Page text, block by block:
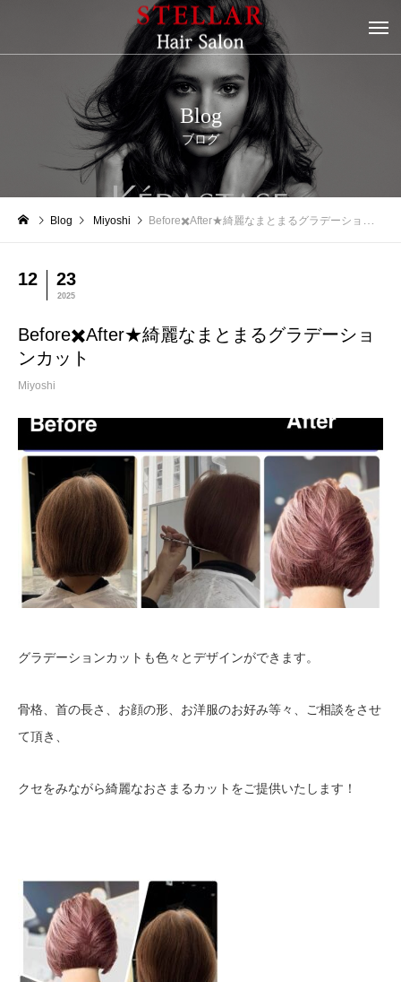
Blog
ブログ
Blog Miyoshi Before✖️After★綺麗なまとまるグラデーションカット
12 23
2025
Before✖️After★綺麗なまとまるグラデーショ
ンカット
Miyoshi
グラデーションカットも色々とデザインができます。
骨格、首の長さ、お顔の形、お洋服のお好み等々、ご相談をさせ
て頂き、
クセをみながら綺麗なおさまるカットをご提供いたします！